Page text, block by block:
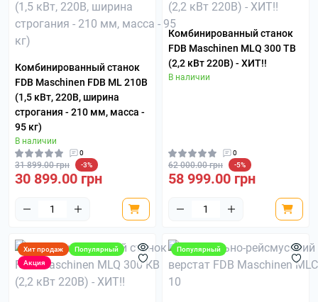
Комбинированный станок
FDB Maschinen FDB ML 210В
(1,5 кВт, 220В, ширина
строгания - 210 мм, масса -
95 кг)
В наличии
0
31 899.00 грн -3%
30 899.00 грн
Комбинированный станок
FDB Maschinen MLQ 300 TВ
(2,2 кВт 220В) - ХИТ!!
В наличии
0
62 000.00 грн -5%
58 999.00 грн
Хит продаж
Популярный
Акция
Популярный